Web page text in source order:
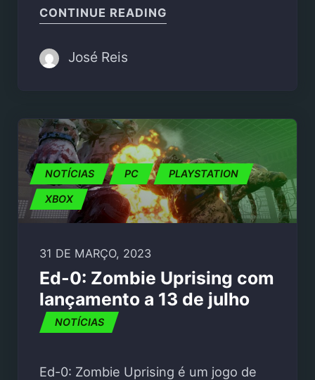
CONTINUE READING
José Reis
NOTÍCIAS PC PLAYSTATION
XBOX
31 DE MARÇO, 2023
Ed-0: Zombie Uprising com
lançamento a 13 de julho
NOTÍCIAS
Ed-0: Zombie Uprising é um jogo de